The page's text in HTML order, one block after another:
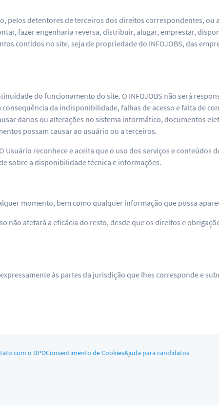
pelos detentores de terceiros dos direitos correspondentes, ou
fazer engenharia reversa, distribuir, alugar, emprestar,
contidos no site, seja de propriedade do INFOJOBS, das
do funcionamento do site. O INFOJOBS não será
da indisponibilidade, falhas de acesso e falta de
danos ou alterações no sistema informático, documentos
possam causar ao usuário ou a terceiros.
reconhece e aceita que o uso dos serviços e conteúdos
sobre a disponibilidade técnica e informações.
momento, bem como qualquer informação que possa
afetará a eficácia do resto, desde que os direitos e
às partes da jurisdição que lhes corresponde e
com o DPOConsentimento de CookiesAjuda para candidatos